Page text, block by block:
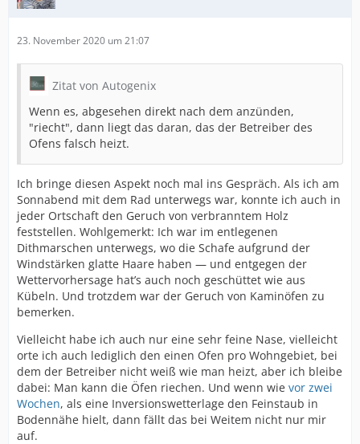
23. November 2020 um 21:07
Zitat von Autogenix
Wenn es, abgesehen direkt nach dem anzünden,
"riecht", dann liegt das daran, das der Betreiber des
Ofens falsch heizt.
Ich bringe diesen Aspekt noch mal ins Gespräch. Als ich am
Sonnabend mit dem Rad unterwegs war, konnte ich auch in
jeder Ortschaft den Geruch von verbranntem Holz
feststellen. Wohlgemerkt: Ich war im entlegenen
Dithmarschen unterwegs, wo die Schafe aufgrund der
Windstärken glatte Haare haben — und entgegen der
Wettervorhersage hat’s auch noch geschüttet wie aus
Kübeln. Und trotzdem war der Geruch von Kaminöfen zu
bemerken.
Vielleicht habe ich auch nur eine sehr feine Nase, vielleicht
orte ich auch lediglich den einen Ofen pro Wohngebiet, bei
dem der Betreiber nicht weiß wie man heizt, aber ich bleibe
dabei: Man kann die Öfen riechen. Und wenn wie vor zwei
Wochen, als eine Inversionswetterlage den Feinstaub in
Bodennähe hielt, dann fällt das bei Weitem nicht nur mir
auf.